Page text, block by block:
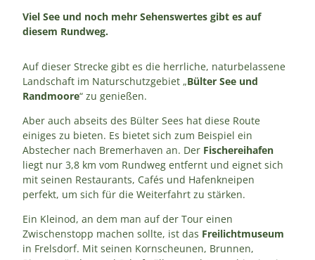
Viel See und noch mehr Sehenswertes gibt es auf
diesem Rundweg.
Auf dieser Strecke gibt es die herrliche, naturbelassene
Landschaft im Naturschutzgebiet „Bülter See und
Randmoore“ zu genießen.
Aber auch abseits des Bülter Sees hat diese Route
einiges zu bieten. Es bietet sich zum Beispiel ein
Abstecher nach Bremerhaven an. Der Fischereihafen
liegt nur 3,8 km vom Rundweg entfernt und eignet sich
mit seinen Restaurants, Cafés und Hafenkneipen
perfekt, um sich für die Weiterfahrt zu stärken.
Ein Kleinod, an dem man auf der Tour einen
Zwischenstopp machen sollte, ist das Freilichtmuseum
in Frelsdorf. Mit seinen Kornscheunen, Brunnen,